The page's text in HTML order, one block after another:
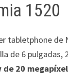
1520
tabletphone de
de 6 pulgadas,
de 20